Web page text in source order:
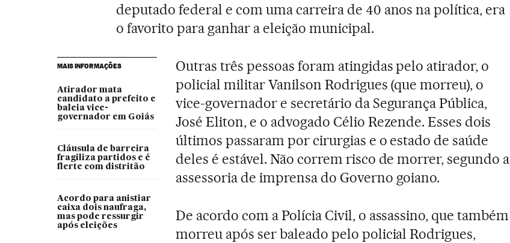
deputado federal e com uma carreira de 40 anos na política, era
o favorito para ganhar a eleição municipal.
MAIS INFORMAÇÕES
Atirador mata
candidato a prefeito e
baleia vice-
governador em Goiás
Cláusula de barreira
fragiliza partidos e é
flerte com distritão
Acordo para anistiar
caixa dois naufraga,
mas pode ressurgir
após eleições
Outras três pessoas foram atingidas pelo atirador, o
policial militar Vanilson Rodrigues (que morreu), o
vice-governador e secretário da Segurança Pública,
José Eliton, e o advogado Célio Rezende. Esses dois
últimos passaram por cirurgias e o estado de saúde
deles é estável. Não correm risco de morrer, segundo a
assessoria de imprensa do Governo goiano.
De acordo com a Polícia Civil, o assassino, que também
morreu após ser baleado pelo policial Rodrigues,